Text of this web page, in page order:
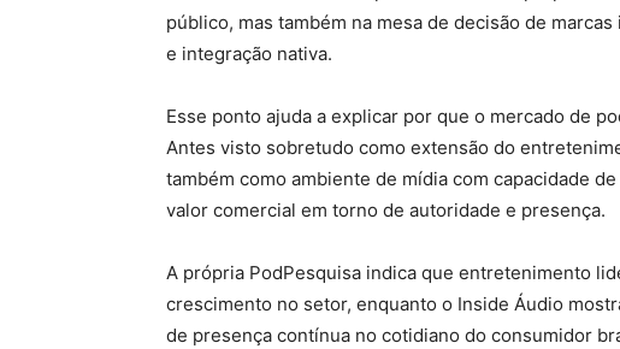
público, mas também na mesa de decisão de
e integração nativa.
Esse ponto ajuda a explicar por que o mercado de
Antes visto sobretudo como extensão do
também como ambiente de mídia com capacidade
valor comercial em torno de autoridade e presença.
A própria PodPesquisa indica que entretenimento
crescimento no setor, enquanto o Inside Áudio
de presença contínua no cotidiano do consumidor